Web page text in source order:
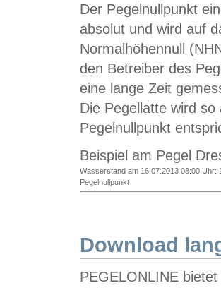
Der Pegelnullpunkt
absolut und wird auf
Normalhöhennull
den Betreiber des
eine lange Zeit
Die Pegellatte wird
Pegelnullpunkt
Beispiel am Pegel
Wasserstand am 16.07.2013 08:00 Uhr:
Pegelnullpunkt
Download
PEGELONLINE